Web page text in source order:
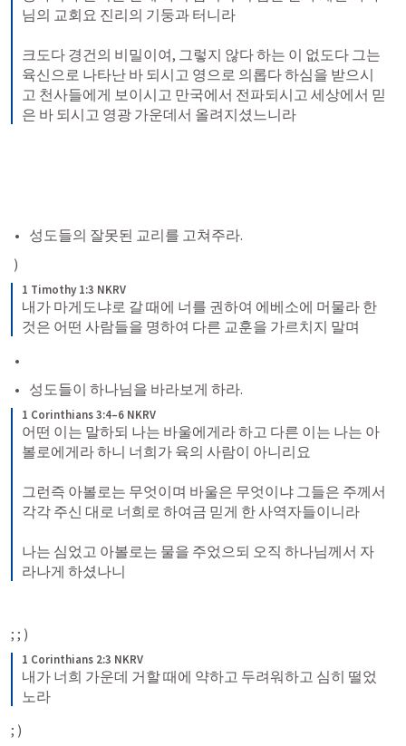
님의 교회요 진리의 기둥과 터니라
크도다 경건의 비밀이여, 그렇지 않다 하는 이 없도다 그는
육신으로 나타난 바 되시고 영으로 의롭다 하심을 받으시
고 천사들에게 보이시고 만국에서 전파되시고 세상에서 믿
은 바 되시고 영광 가운데서 올려지셨느니라
성도들의 잘못된 교리를 고쳐주라.
)
1 Timothy 1:3 NKRV
내가 마게도냐로 갈 때에 너를 권하여 에베소에 머물라 한
것은 어떤 사람들을 명하여 다른 교훈을 가르치지 말며
성도들이 하나님을 바라보게 하라.
1 Corinthians 3:4–6 NKRV
어떤 이는 말하되 나는 바울에게라 하고 다른 이는 나는 아
볼로에게라 하니 너희가 육의 사람이 아니리요
그런즉 아볼로는 무엇이며 바울은 무엇이냐 그들은 주께서
각각 주신 대로 너희로 하여금 믿게 한 사역자들이니라
나는 심었고 아볼로는 물을 주었으되 오직 하나님께서 자
라나게 하셨나니
; ; )
1 Corinthians 2:3 NKRV
내가 너희 가운데 거할 때에 약하고 두려워하고 심히 떨었
노라
; )